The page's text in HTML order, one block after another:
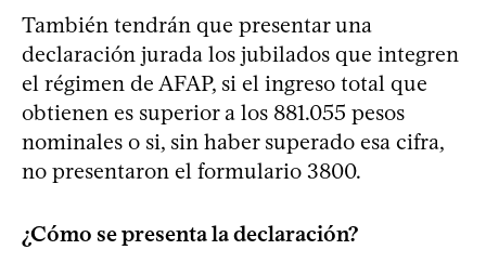
También tendrán que presentar una
declaración jurada los jubilados que integren
el régimen de AFAP, si el ingreso total que
obtienen es superior a los 881.055 pesos
nominales o si, sin haber superado esa cifra,
no presentaron el formulario 3800.
¿Cómo se presenta la declaración?